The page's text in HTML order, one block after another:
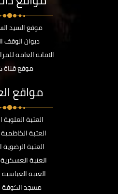
موقع السيد
ديوان الوقف
الامانة العامة
موقع قناة
مواقع
العتبة
العتبة
العتبة
العتبة
العتبة
مسجد